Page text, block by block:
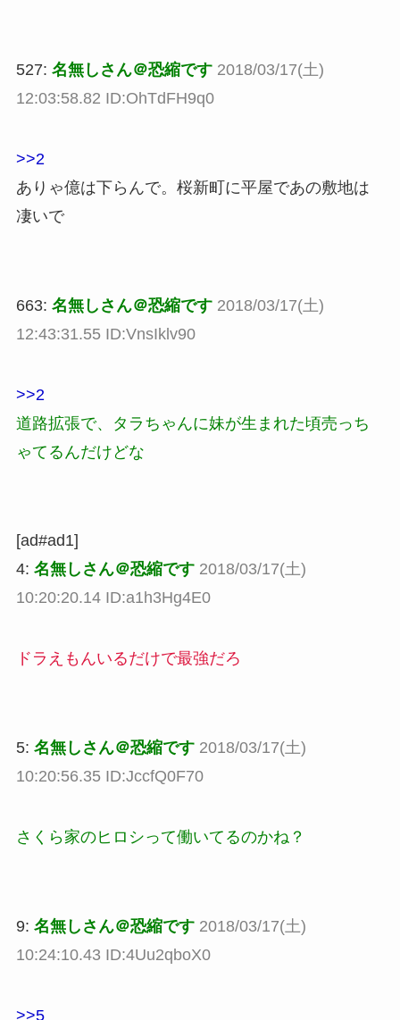
527: 名無しさん＠恐縮です 2018/03/17(土)
12:03:58.82 ID:OhTdFH9q0
>>2
ありゃ億は下らんで。桜新町に平屋であの敷地は
凄いで
663: 名無しさん＠恐縮です 2018/03/17(土)
12:43:31.55 ID:VnsIklv90
>>2
道路拡張で、タラちゃんに妹が生まれた頃売っち
ゃてるんだけどな
[ad#ad1]
4: 名無しさん＠恐縮です 2018/03/17(土)
10:20:20.14 ID:a1h3Hg4E0
ドラえもんいるだけで最強だろ
5: 名無しさん＠恐縮です 2018/03/17(土)
10:20:56.35 ID:JccfQ0F70
さくら家のヒロシって働いてるのかね？
9: 名無しさん＠恐縮です 2018/03/17(土)
10:24:10.43 ID:4Uu2qboX0
>>5